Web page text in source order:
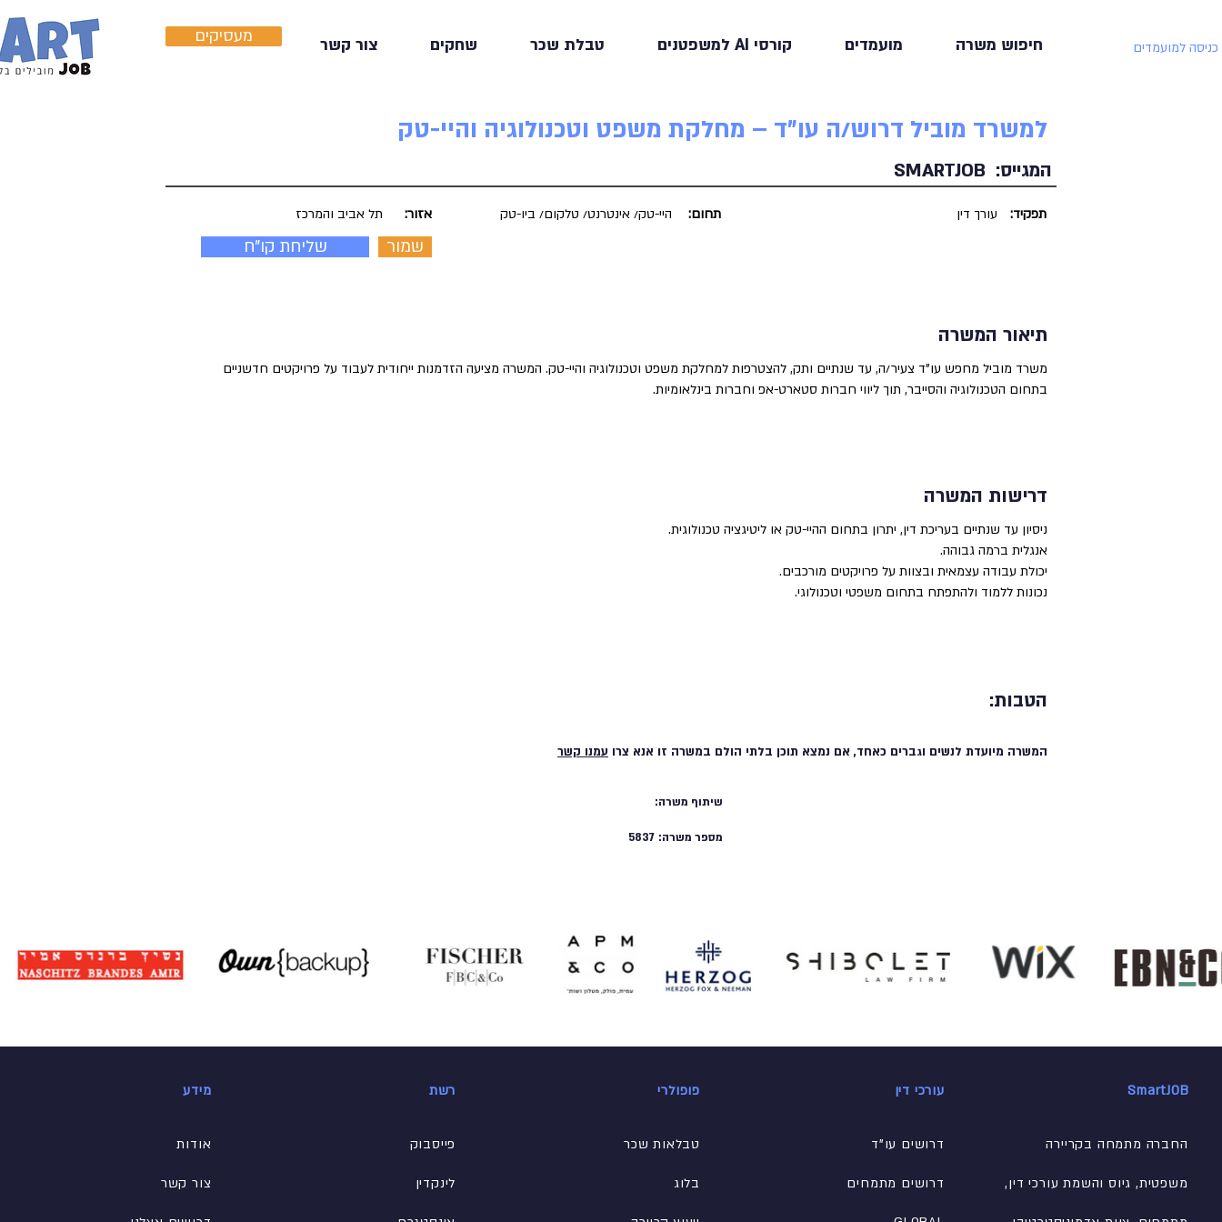
מעסיקים חיפוש משרה מועמדים קורסי AI למשפטנים טבלת שכר שחקים צור קשר כניסה למועמדים
למשרד מוביל דרוש/ה עו"ד – מחלקת משפט וטכנולוגיה והיי-טק
SMARTJOB המגייס:
תל אביב והמרכז אזור:
שליחת קו"ח שמור
היי-טק/ אינטרנט/ טלקום/ ביו-טק תחום: עורך דין תפקיד:
תיאור המשרה
משרד מוביל מחפש עו"ד צעיר/ה, עד שנתיים ותק, להצטרפות למחלקת משפט וטכנולוגיה והיי-טק. המשרה מציעה הזדמנות ייחודית לעבוד על פרויקטים חדשניים
בתחום הטכנולוגיה והסייבר, תוך ליווי חברות סטארט-אפ וחברות בינלאומיות.
דרישות המשרה
ניסיון עד שנתיים בעריכת דין, יתרון בתחום ההיי-טק או ליטיגציה טכנולוגית.
אנגלית ברמה גבוהה.
יכולת עבודה עצמאית ובצוות על פרויקטים מורכבים.
נכונות ללמוד ולהתפתח בתחום משפטי וטכנולוגי.
הטבות:
המשרה מיועדת לנשים וגברים כאחד, אם נמצא תוכן בלתי הולם במשרה זו אנא צרו עמנו קשר
שיתוף משרה:
5837 מספר משרה:
מידע
אודות
צור קשר
רשת
פייסבוק
לינקדין
פופולרי
טבלאות שכר
בלוג
עורכי דין
דרושים עו"ד
דרושים מתמחים
SmartJOB
החברה מתמחה בקריירה
משפטית, גיוס והשמת עורכי דין,